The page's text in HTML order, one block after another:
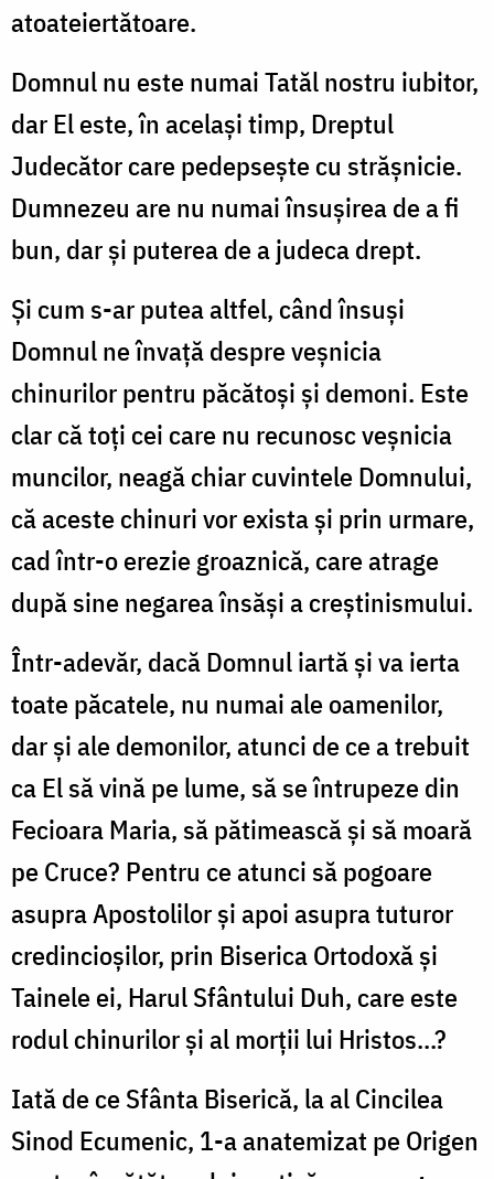
atoateiertătoare.
Domnul nu este numai Tatăl nostru iubitor,
dar El este, în acelaşi timp, Dreptul
Judecător care pedepseşte cu străşnicie.
Dumnezeu are nu numai însuşirea de a fi
bun, dar şi puterea de a judeca drept.
Şi cum s-ar putea altfel, când însuşi
Domnul ne învaţă despre veşnicia
chinurilor pentru păcătoşi şi demoni. Este
clar că toţi cei care nu recunosc veşnicia
muncilor, neagă chiar cuvintele Domnului,
că aceste chinuri vor exista şi prin urmare,
cad într-o erezie groaznică, care atrage
după sine negarea însăşi a creştinismului.
Într-adevăr, dacă Domnul iartă şi va ierta
toate păcatele, nu numai ale oamenilor,
dar şi ale demonilor, atunci de ce a trebuit
ca El să vină pe lume, să se întrupeze din
Fecioara Maria, să pătimească şi să moară
pe Cruce? Pentru ce atunci să pogoare
asupra Apostolilor şi apoi asupra tuturor
credincioşilor, prin Biserica Ortodoxă şi
Tainele ei, Harul Sfântului Duh, care este
rodul chinurilor şi al morţii lui Hristos...?
Iată de ce Sfânta Biserică, la al Cincilea
Sinod Ecumenic, 1-a anatemizat pe Origen